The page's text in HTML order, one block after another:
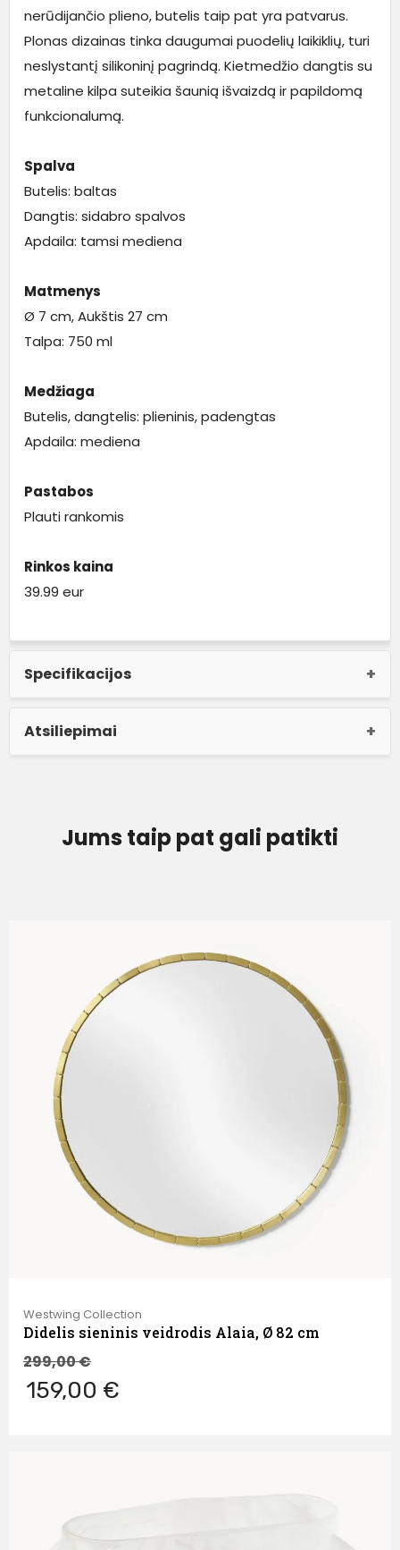
nerūdijančio plieno, butelis taip pat yra patvarus.
Plonas dizainas tinka daugumai puodelių laikiklių, turi
neslystantį silikoninį pagrindą. Kietmedžio dangtis su
metaline kilpa suteikia šaunią išvaizdą ir papildomą
funkcionalumą.
Spalva
Butelis: baltas
Dangtis: sidabro spalvos
Apdaila: tamsi mediena
Matmenys
Ø 7 cm, Aukštis 27 cm
Talpa: 750 ml
Medžiaga
Butelis, dangtelis: plieninis, padengtas
Apdaila: mediena
Pastabos
Plauti rankomis
Rinkos kaina
39.99 eur
Specifikacijos
Atsiliepimai
Jums taip pat gali patikti
Westwing Collection
Didelis sieninis veidrodis Alaia, Ø 82 cm
299,00€
159,00 €